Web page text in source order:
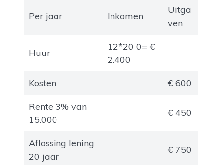
Per jaar Inkomen
Uitga
ven
Huur
12*20 0= €
2.400
Kosten € 600
Rente 3% van
15.000
€ 450
Aflossing lening
20 jaar
€ 750